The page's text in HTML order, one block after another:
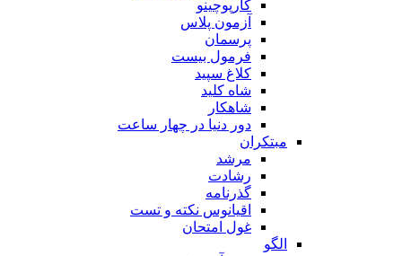
کارپوچینو
آزمون پلاس
پرسمان
فرمول بیست
کلاغ سپید
شاه کلید
شاهکار
دور دنیا در چهار ساعت
مبتکران
مرشد
رشادت
گذرنامه
اقیانوس نکته و تست
غول امتحان
الگو